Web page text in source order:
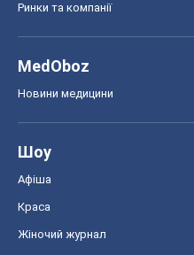
Ринки та компанії
MedOboz
Новини медицини
Шоу
Афіша
Краса
Жіночий журнал